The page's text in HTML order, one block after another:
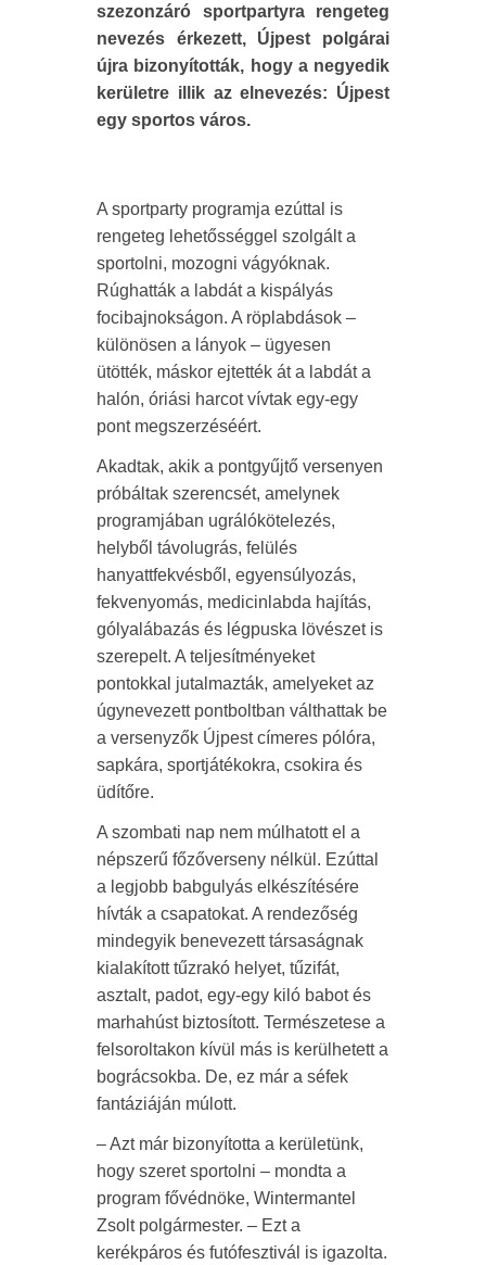
szezonzáró sportpartyra rengeteg
nevezés érkezett, Újpest polgárai
újra bizonyították, hogy a negyedik
kerületre illik az elnevezés: Újpest
egy sportos város.
A sportparty programja ezúttal is
rengeteg lehetősséggel szolgált a
sportolni, mozogni vágyóknak.
Rúghatták a labdát a kispályás
focibajnokságon. A röplabdások –
különösen a lányok – ügyesen
ütötték, máskor ejtették át a labdát a
halón, óriási harcot vívtak egy-egy
pont megszerzéséért.
Akadtak, akik a pontgyűjtő versenyen
próbáltak szerencsét, amelynek
programjában ugrálókötelezés,
helyből távolugrás, felülés
hanyattfekvésből, egyensúlyozás,
fekvenyomás, medicinlabda hajítás,
gólyalábazás és légpuska lövészet is
szerepelt. A teljesítményeket
pontokkal jutalmazták, amelyeket az
úgynevezett pontboltban válthattak be
a versenyzők Újpest címeres pólóra,
sapkára, sportjátékokra, csokira és
üdítőre.
A szombati nap nem múlhatott el a
népszerű főzőverseny nélkül. Ezúttal
a legjobb babgulyás elkészítésére
hívták a csapatokat. A rendezőség
mindegyik benevezett társaságnak
kialakított tűzrakó helyet, tűzifát,
asztalt, padot, egy-egy kiló babot és
marhahúst biztosított. Természetese a
felsoroltakon kívül más is kerülhetett a
bográcsokba. De, ez már a séfek
fantáziáján múlott.
– Azt már bizonyította a kerületünk,
hogy szeret sportolni – mondta a
program fővédnöke, Wintermantel
Zsolt polgármester. – Ezt a
kerékpáros és futófesztivál is igazolta.